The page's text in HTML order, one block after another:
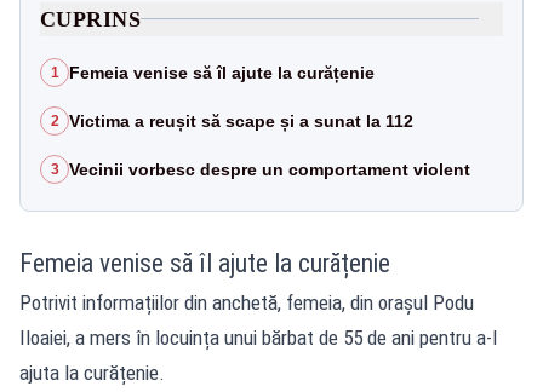
CUPRINS
1 Femeia venise să îl ajute la curățenie
2 Victima a reușit să scape și a sunat la 112
3 Vecinii vorbesc despre un comportament violent
Femeia venise să îl ajute la curățenie
Potrivit informațiilor din anchetă, femeia, din orașul Podu
Iloaiei, a mers în locuința unui bărbat de 55 de ani pentru a-l
ajuta la curățenie.